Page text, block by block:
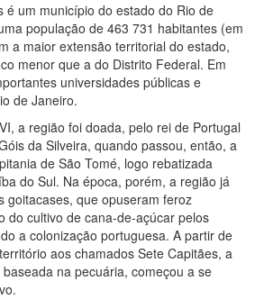
é um município do estado do Rio de
população de 463 731 habitantes (em
a maior extensão territorial do estado,
menor que a do Distrito Federal. Em
universidades públicas e
de Janeiro.
a região foi doada, pelo rei de Portugal
da Silveira, quando passou, então, a
de São Tomé, logo rebatizada
do Sul. Na época, porém, a região já
goitacases, que opuseram feroz
do cultivo de cana-de-açúcar pelos
a colonização portuguesa. A partir de
aos chamados Sete Capitães, a
na pecuária, começou a se